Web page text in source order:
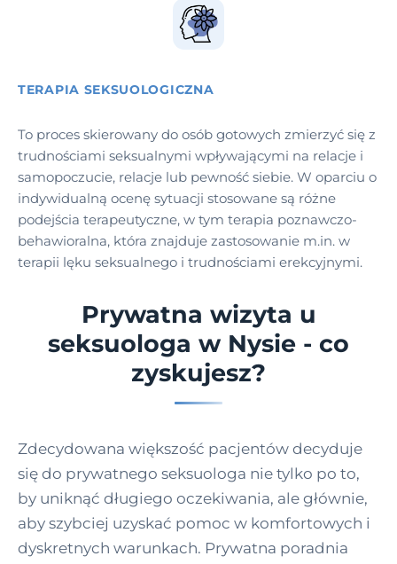
TERAPIA SEKSUOLOGICZNA
To proces skierowany do osób gotowych zmierzyć się z
trudnościami seksualnymi wpływającymi na relacje i
samopoczucie, relacje lub pewność siebie. W oparciu o
indywidualną ocenę sytuacji stosowane są różne
podejścia terapeutyczne, w tym terapia poznawczo-
behawioralna, która znajduje zastosowanie m.in. w
terapii lęku seksualnego i trudnościami erekcyjnymi.
Prywatna wizyta u
seksuologa w Nysie - co
zyskujesz?
Zdecydowana większość pacjentów decyduje
się do prywatnego seksuologa nie tylko po to,
by uniknąć długiego oczekiwania, ale głównie,
aby szybciej uzyskać pomoc w komfortowych i
dyskretnych warunkach. Prywatna poradnia